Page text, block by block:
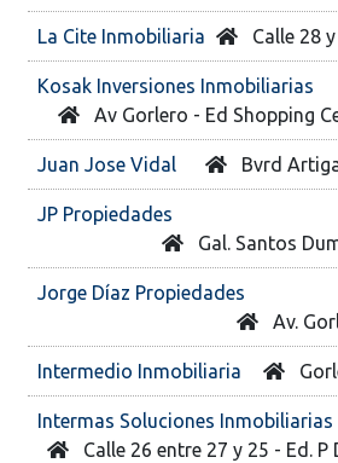
La Cite Inmobiliaria Calle 28
Kosak Inversiones Inmobiliarias
Av Gorlero - Ed Shopping
Juan Jose Vidal Bvrd
JP Propiedades
Gal. Santos
Jorge Díaz Propiedades
Av.
Intermedio Inmobiliaria
Intermas Soluciones Inmobiliarias
Calle 26 entre 27 y 25 - Ed. P